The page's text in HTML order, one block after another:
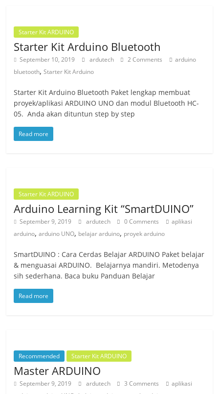
Starter Kit ARDUINO
Starter Kit Arduino Bluetooth
September 10, 2019 ardutech 2 Comments
arduino
bluetooth,Starter Kit Arduino
Starter Kit Arduino Bluetooth Paket lengkap membuat
proyek/aplikasi ARDUINO UNO dan modul Bluetooth HC-
05. Anda akan dituntun step by step
Read more
Starter Kit ARDUINO
Arduino Learning Kit “SmartDUINO”
September 9, 2019 ardutech 0 Comments
aplikasi
arduino,arduino UNO, belajar arduino, proyek arduino
SmartDUINO : Cara Cerdas Belajar ARDUINO Paket belajar
& menguasai ARDUINO. Belajarnya mandiri. Metodenya
sih sederhana. Baca buku Panduan Belajar
Read more
Recommended Starter Kit ARDUINO
Master ARDUINO
September 9, 2019 ardutech 3 Comments
aplikasi